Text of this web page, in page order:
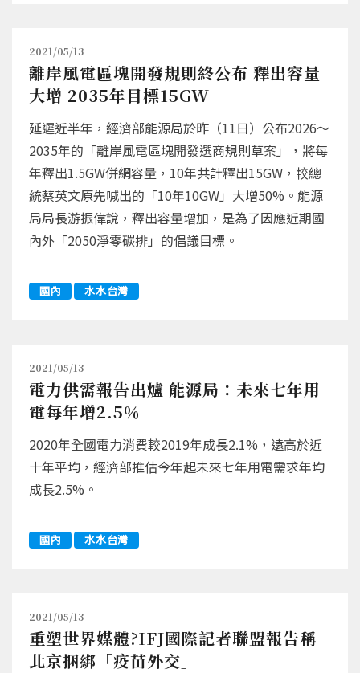
2021/05/13
離岸風電區塊開發規則終公布 釋出容量
大增 2035年目標15GW
延遲近半年，經濟部能源局於昨（11日）公布2026～
2035年的「離岸風電區塊開發選商規則草案」，將每
年釋出1.5GW併網容量，10年共計釋出15GW，較總
統蔡英文原先喊出的「10年10GW」大增50%。能源
局局長游振偉說，釋出容量增加，是為了因應近期國
內外「2050淨零碳排」的倡議目標。
國內 水水台灣
2021/05/13
電力供需報告出爐 能源局：未來七年用
電每年增2.5％
2020年全國電力消費較2019年成長2.1%，遠高於近
十年平均，經濟部推估今年起未來七年用電需求年均
成長2.5%。
國內 水水台灣
2021/05/13
重塑世界媒體?IFJ國際記者聯盟報告稱
北京捆綁「疫苗外交」